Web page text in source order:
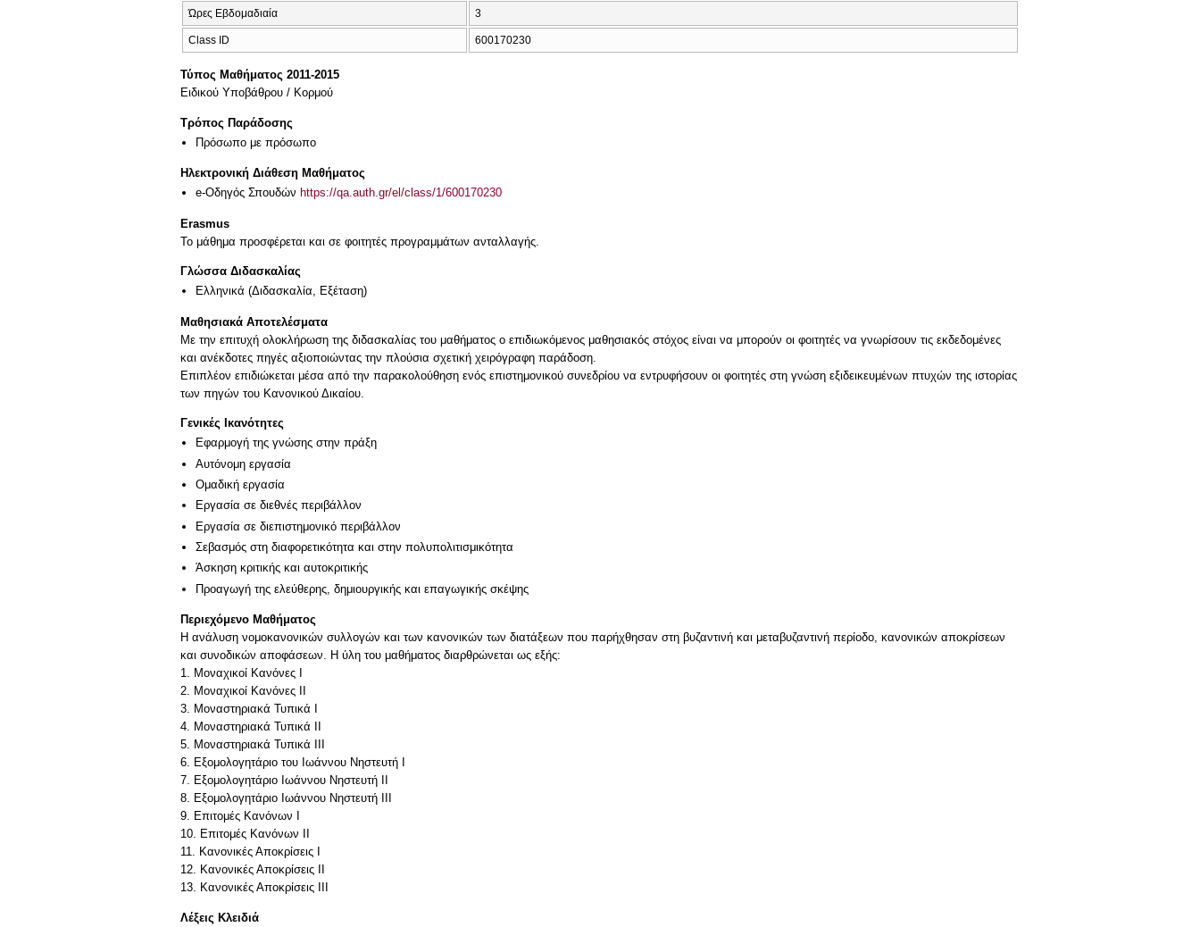
Ώρες Εβδομαδιαία 3
Class ID 600170230
Τύπος Μαθήματος 2011-2015
Ειδικού Υποβάθρου / Κορμού
Τρόπος Παράδοσης
Πρόσωπο με πρόσωπο
Ηλεκτρονική Διάθεση Μαθήματος
e-Οδηγός Σπουδών https://qa.auth.gr/el/class/1/600170230
Erasmus
Το μάθημα προσφέρεται και σε φοιτητές προγραμμάτων ανταλλαγής.
Γλώσσα Διδασκαλίας
Ελληνικά (Διδασκαλία, Εξέταση)
Μαθησιακά Αποτελέσματα
Με την επιτυχή ολοκλήρωση της διδασκαλίας του μαθήματος ο επιδιωκόμενος μαθησιακός στόχος είναι να μπορούν οι φοιτητές να γνωρίσουν τις εκδεδομένες
και ανέκδοτες πηγές αξιοποιώντας την πλούσια σχετική χειρόγραφη παράδοση.
Επιπλέον επιδιώκεται μέσα από την παρακολούθηση ενός επιστημονικού συνεδρίου να εντρυφήσουν οι φοιτητές στη γνώση εξιδεικευμένων πτυχών της ιστορίας
των πηγών του Κανονικού Δικαίου.
Γενικές Ικανότητες
Εφαρμογή της γνώσης στην πράξη
Αυτόνομη εργασία
Ομαδική εργασία
Εργασία σε διεθνές περιβάλλον
Εργασία σε διεπιστημονικό περιβάλλον
Σεβασμός στη διαφορετικότητα και στην πολυπολιτισμικότητα
Άσκηση κριτικής και αυτοκριτικής
Προαγωγή της ελεύθερης, δημιουργικής και επαγωγικής σκέψης
Περιεχόμενο Μαθήματος
Η ανάλυση νομοκανονικών συλλογών και των κανονικών των διατάξεων που παρήχθησαν στη βυζαντινή και μεταβυζαντινή περίοδο, κανονικών αποκρίσεων
και συνοδικών αποφάσεων. Η ύλη του μαθήματος διαρθρώνεται ως εξής:
1. Μοναχικοί Κανόνες Ι
2. Μοναχικοί Κανόνες ΙΙ
3. Μοναστηριακά Τυπικά Ι
4. Μοναστηριακά Τυπικά ΙΙ
5. Μοναστηριακά Τυπικά ΙΙΙ
6. Εξομολογητάριο του Ιωάννου Νηστευτή Ι
7. Εξομολογητάριο Ιωάννου Νηστευτή ΙΙ
8. Εξομολογητάριο Ιωάννου Νηστευτή ΙΙΙ
9. Επιτομές Κανόνων Ι
10. Επιτομές Κανόνων ΙΙ
11. Κανονικές Αποκρίσεις Ι
12. Κανονικές Αποκρίσεις ΙΙ
13. Κανονικές Αποκρίσεις ΙΙΙ
Λέξεις Κλειδιά